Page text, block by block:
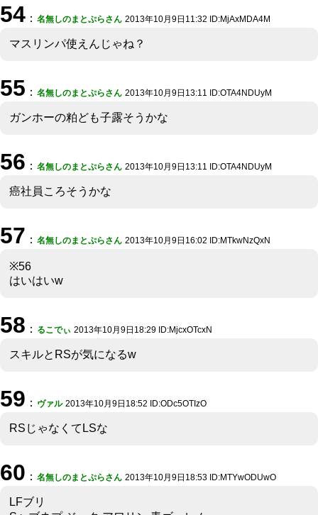
54 ： 名無しのまとぷらさん 2013年10月9日11:32 ID:MjAxMDA4M
マスリンパ使えんじゃね？
55 ： 名無しのまとぷらさん 2013年10月9日13:11 ID:OTA4NDUyM
ガンホーの粕ども子露そうかな
56 ： 名無しのまとぷらさん 2013年10月9日13:11 ID:OTA4NDUyM
癌社員ころそうかな
57 ： 名無しのまとぷらさん 2013年10月9日16:02 ID:MTkwNzQxN
※56
はいはいw
58 ： るこでぃ 2013年10月9日18:29 ID:MjcxOTcxN
スキルとRSが気になるw
59 ： ヴァル 2013年10月9日18:52 ID:ODc5OTIzO
RSじゃなくてLSな
60 ： 名無しのまとぷらさん 2013年10月9日18:53 ID:MTYwODUwO
LFブリ